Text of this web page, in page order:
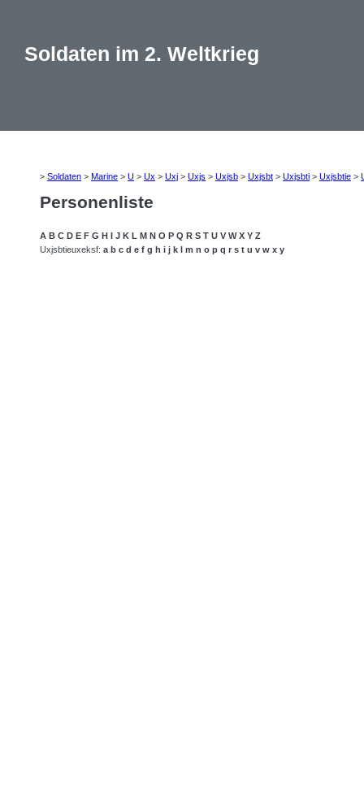
Soldaten im 2. Weltkrieg
> Soldaten > Marine > U > Ux > Uxj > Uxjs > Uxjsb > Uxjsbt > Uxjsbti > Uxjsbtie >
Personenliste
A B C D E F G H I J K L M N O P Q R S T U V W X Y Z
Uxjsbtieuxeksf: a b c d e f g h i j k l m n o p q r s t u v w x y